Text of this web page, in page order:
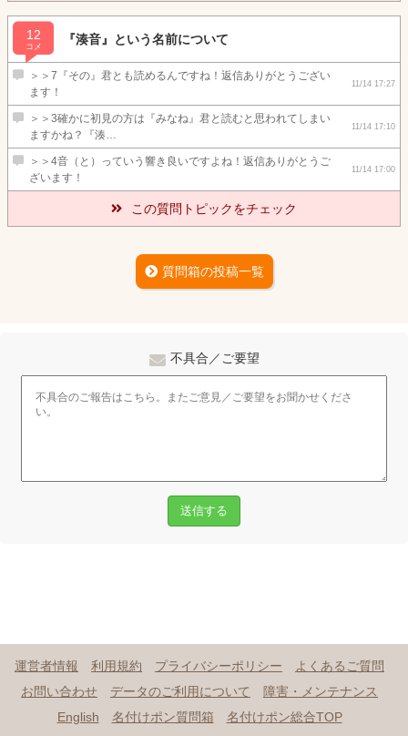
12
コメ
『湊音』という名前について
＞＞7『その』君とも読めるんですね！返信ありがとうござい
ます！
11/14 17:27
＞＞3確かに初見の方は『みなね』君と読むと思われてしまい
ますかね？『湊…
11/14 17:10
＞＞4音（と）っていう響き良いですよね！返信ありがとうご
ざいます！
11/14 17:00
この質問トピックをチェック
質問箱の投稿一覧
不具合／ご要望
送信する
運営者情報 利用規約 プライバシーポリシー
よくあるご質問
お問い合わせ
データのご利用について
障害・メンテナンス
English
名付けポン質問箱 名付けポン総合TOP